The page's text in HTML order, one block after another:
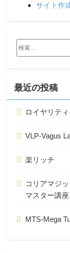
サイト作
検
索:
最近の投稿
ロイヤリテ
VLP-Vagus
楽リッチ
コリアマジ
マスター講座
MTS-Mega